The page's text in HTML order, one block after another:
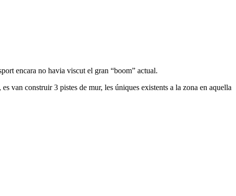
encara no havia viscut el gran “boom” actual.
van construir 3 pistes de mur, les úniques existents a la zona en aquella